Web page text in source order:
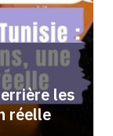
les
réelle